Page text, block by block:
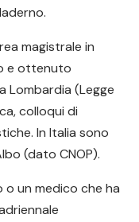
magistrale in
e ottenuto
Lombardia (Legge
colloqui di
In Italia sono
(dato CNOP).
o un medico che ha